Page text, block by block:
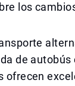
los
de
ofrecen